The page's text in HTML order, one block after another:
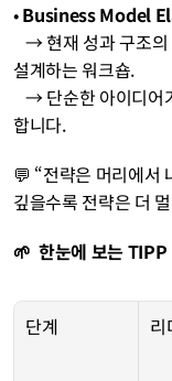
• Business Model
   → 현재 성과 구조의 한계를 점검하고, 차세대 비즈니스 모델을
설계하는 워크숍.
   → 단순한 아이디어가 아니라 실행 가능한 전략적 구조로 구체화
합니다.
💬 “전략은 머리에서
깊을수록 전략은 더
🌱  한눈에 보는
단계 리